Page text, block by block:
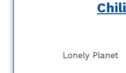
Chili
Lonely Planet